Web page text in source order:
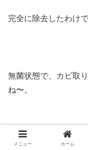
完全に除去したわけ
無菌状態で、カビ取
ね〜。
メニュー ホーム